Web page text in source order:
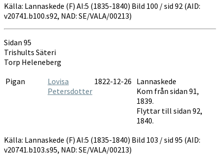
Källa: Lannaskede (F) AI:5 (1835-1840) Bild 100 / sid 92 (AID:
v20741.b100.s92, NAD: SE/VALA/00213)
Sidan 95
Trishults Säteri
Torp Heleneberg
Pigan
Lovisa
Petersdotter
1822-12-26 Lannaskede
Kom från sidan 91,
1839.
Flyttar till sidan 92,
1840.
Källa: Lannaskede (F) AI:5 (1835-1840) Bild 103 / sid 95 (AID:
v20741.b103.s95, NAD: SE/VALA/00213)